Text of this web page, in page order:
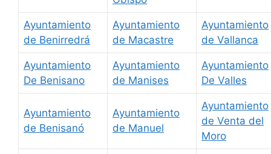
Ayuntamiento
de Benirredrá
Ayuntamiento
de Macastre
Ayuntamiento
de Vallanca
Ayuntamiento
De Benisano
Ayuntamiento
de Manises
Ayuntamiento
De Valles
Ayuntamiento
de Benisanó
Ayuntamiento
de Manuel
Ayuntamiento
de Venta del
Moro